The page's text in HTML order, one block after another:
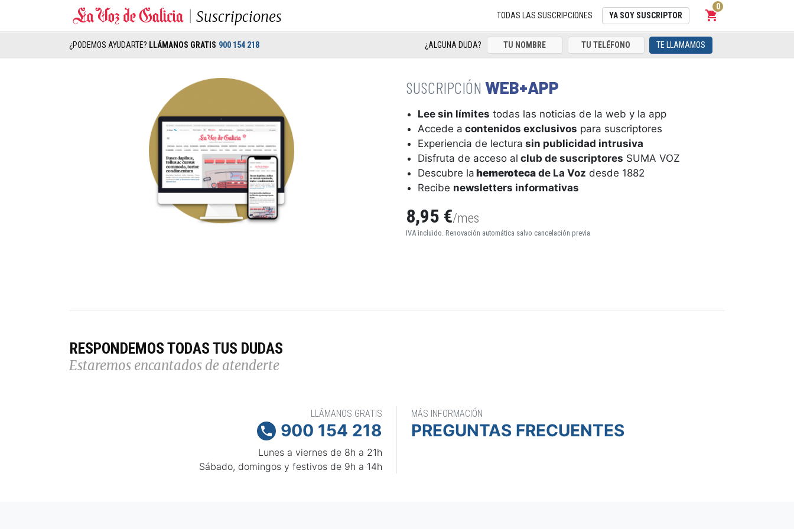
Suscripciones TODAS LAS SUSCRIPCIONES YA SOY SUSCRIPTOR shopping_cart
Carrito
0
¿PODEMOS AYUDARTE? LLÁMANOS GRATIS 900 154 218 ¿ALGUNA DUDA? TE LLAMAMOS
WEB+APP
Lee sin límites todas las noticias de la web y la app
Accede a contenidos exclusivos para suscriptores
Experiencia de lectura sin publicidad intrusiva
Disfruta de acceso al club de suscriptores SUMA VOZ
Descubre la hemeroteca de La Voz desde 1882
Recibe newsletters informativas
8,95 €/mes
IVA incluido. Renovación automática salvo cancelación previa
RESPONDEMOS TODAS TUS DUDAS
Estaremos encantados de atenderte
LLÁMANOS GRATIS
 900 154 218
Lunes a viernes de 8h a 21h
Sábado, domingos y festivos de 9h a 14h
MÁS INFORMACIÓN
PREGUNTAS FRECUENTES